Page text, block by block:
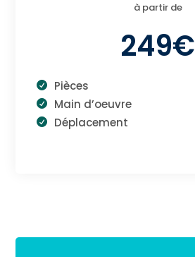
à partir de
249€
Pièces
Main d’oeuvre
Déplacement